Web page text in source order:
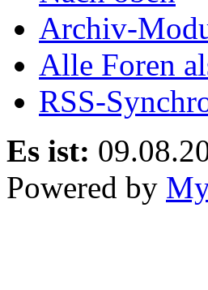
Archiv-
Alle Foren
RSS-
Es ist:
Powered by